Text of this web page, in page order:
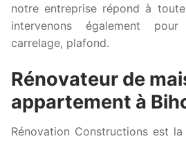
notre entreprise répond à
intervenons également
carrelage, plafond.
Rénovateur de
appartement à
Rénovation Constructions est